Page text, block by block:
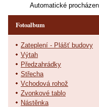
Automatické
Fotoalbum
Zateplení - Plášť budovy
Výtah
Předzahrádky
Střecha
Vchodová rohož
Zvonkové tablo
Nástěnka